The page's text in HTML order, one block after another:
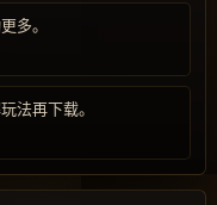
多。
法再下载。